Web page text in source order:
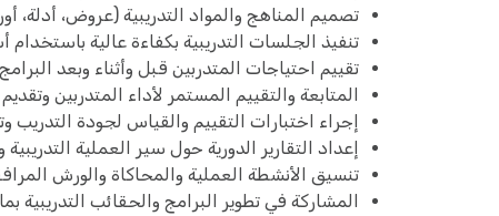
تصميم المناهج والمواد التدريبية (عروض، أدلة،
تنفيذ الجلسات التدريبية بكفاءة عالية
تقييم احتياجات المتدربين قبل وأثناء وبعد
المتابعة والتقييم المستمر لأداء المتدربين
إجراء اختبارات التقييم والقياس لجودة
إعداد التقارير الدورية حول سير العملية
تنسيق الأنشطة العملية والمحاكاة والورش
المشاركة في تطوير البرامج والحقائب